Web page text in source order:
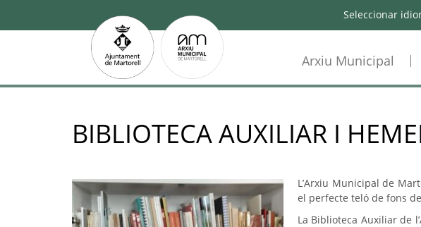
Arxiu Municipal
BIBLIOTECA AUXILIAR I
L’Arxiu Municipal de
el perfecte teló de fons
La Biblioteca Auxiliar de